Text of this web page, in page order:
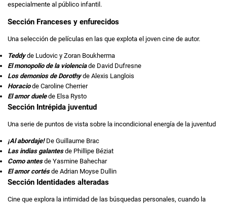
especialmente al público infantil.
Sección Franceses y enfurecidos
Una selección de películas en las que explota el joven cine de autor.
Teddyde Ludovic y Zoran Boukherma
El monopolio de la violenciade David Dufresne
Los demonios de Dorothy de Alexis Langlois
Horaciode Caroline Cherrier
El amor duelede Elsa Rysto
Sección Intrépida juventud
Una serie de puntos de vista sobre la incondicional energía de la juventud
¡Al abordaje!De Guillaume Brac
Las indias galantes de Phillipe Béziat
Como antesde Yasmine Bahechar
El amor cortésde Adrian Moyse Dullin
Sección Identidades alteradas
Cine que explora la intimidad de las búsquedas personales, cuando la